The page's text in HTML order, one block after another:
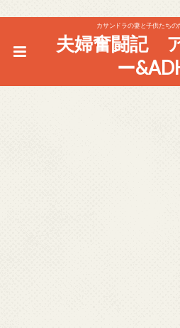
カサンドラの妻と子供たちの
夫婦奮闘記
ー